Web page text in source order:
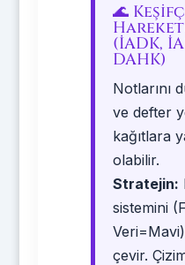
🌊
(İADK,
DAHK)
Notlarını
ve defter
kağıtlara
olabilir.
Stratejin:
sistemini
çevir.